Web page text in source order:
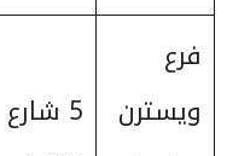
فرع
ويسترن
5 شارع